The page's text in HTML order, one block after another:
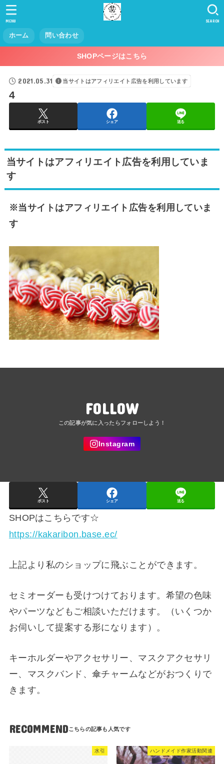
ホーム 問い合わせ
SEARCH
MENU
SHOPページはこちら
2021.05.31 当サイトはアフィリエイト広告を利用しています
4
ポスト シェア 送る
当サイトはアフィリエイト広告を利用していま
す
※当サイトはアフィリエイト広告を利用していま
す
FOLLOW
ポスト シェア 送る
SHOPはこちらです☆
https://kakaribon.base.ec/
上記より私のショップに飛ぶことができます。
セミオーダーも受けつけております。希望の色味
やパーツなどもご相談いただけます。（いくつか
お伺いして提案する形になります）。
キーホルダーやアクセサリー、マスクアクセサリ
ー、マスクバンド、傘チャームなどがおつくりで
きます。
RECOMMEND
水引 ハンドメイド作家活動関連